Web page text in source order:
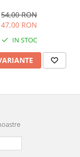
romanesc, talpa
și respirabilă
54,00 RON
47,00 RON
IN STOC